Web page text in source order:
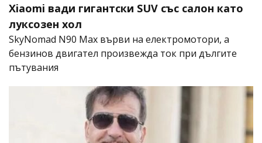
Xiaomi вади гигантски SUV със салон като
луксозен хол
SkyNomad N90 Max върви на електромотори, а
бензинов двигател произвежда ток при дългите
пътувания